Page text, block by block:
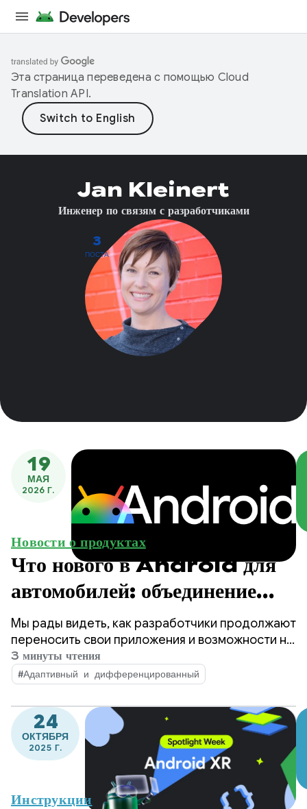
Эта страница переведена с помощью Cloud
Translation API.
3
ПОСТА
Jan Kleinert
Инженер по связям с разработчиками
19
МАЯ
2026 Г.
Новости о продуктах
Что нового в Android для
автомобилей: объединение
платформ и открытие
премиальных возможностей.
Мы рады видеть, как разработчики продолжают
переносить свои приложения и возможности на
Android для автомобилей! За последний год мы
наблюдали устойчивый рост и динамику
развития экосистемы приложений на Android
Auto и в автомобилях со встроенными
приложениями Google.
3 минуты чтения
#Адаптивный и дифференцированный
24
ОКТЯБРЯ
2025 Г.
Инструкции